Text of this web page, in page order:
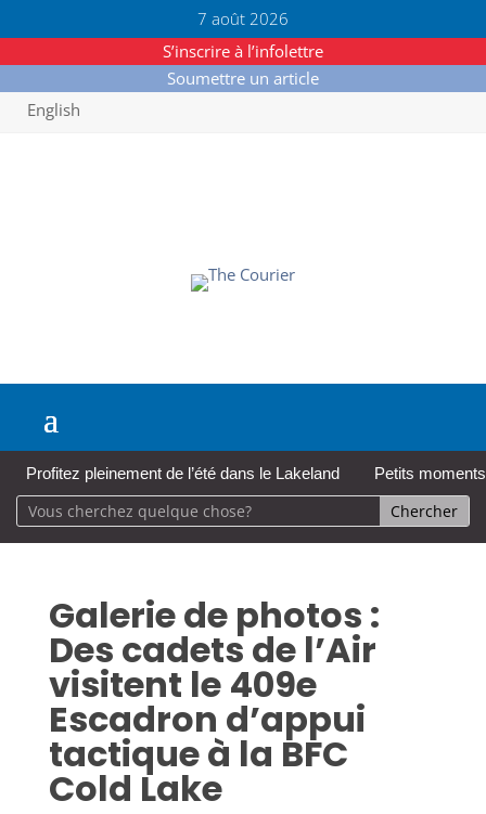
7 août 2026
S’inscrire à l’infolettre
Soumettre un article
English
Profitez pleinement de l’été dans le Lakeland Petits
Galerie de photos :
Des cadets de l’Air
visitent le 409e
Escadron d’appui
tactique à la BFC
Cold Lake